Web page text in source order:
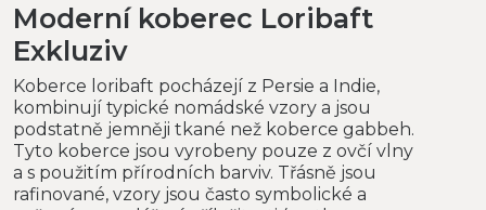
Moderní koberec Loribaft
Exkluziv
Koberce loribaft pocházejí z Persie a Indie,
kombinují typické nomádské vzory a jsou
podstatně jemněji tkané než koberce gabbeh.
Tyto koberce jsou vyrobeny pouze z ovčí vlny
a s použitím přírodních barviv. Třásně jsou
rafinované, vzory jsou často symbolické a